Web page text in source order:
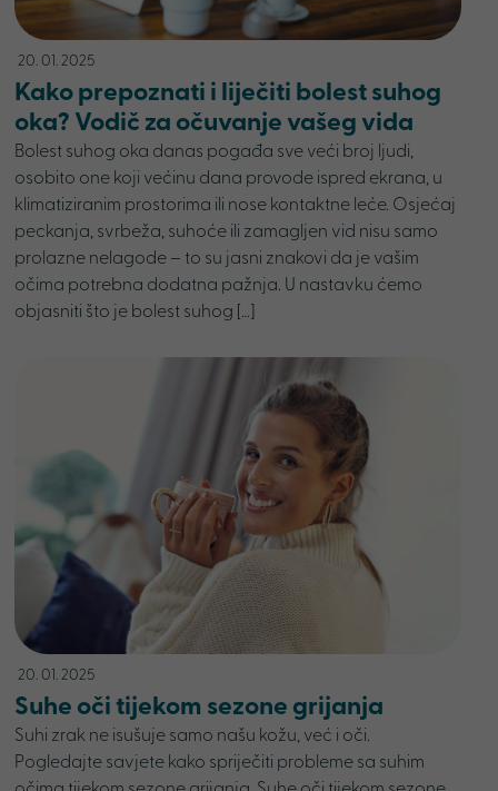
20. 01. 2025
Kako prepoznati i liječiti bolest suhog
oka? Vodič za očuvanje vašeg vida
Bolest suhog oka danas pogađa sve veći broj ljudi,
osobito one koji većinu dana provode ispred ekrana, u
klimatiziranim prostorima ili nose kontaktne leće. Osjećaj
peckanja, svrbeža, suhoće ili zamagljen vid nisu samo
prolazne nelagode – to su jasni znakovi da je vašim
očima potrebna dodatna pažnja. U nastavku ćemo
objasniti što je bolest suhog […]
20. 01. 2025
Suhe oči tijekom sezone grijanja
Suhi zrak ne isušuje samo našu kožu, već i oči.
Pogledajte savjete kako spriječiti probleme sa suhim